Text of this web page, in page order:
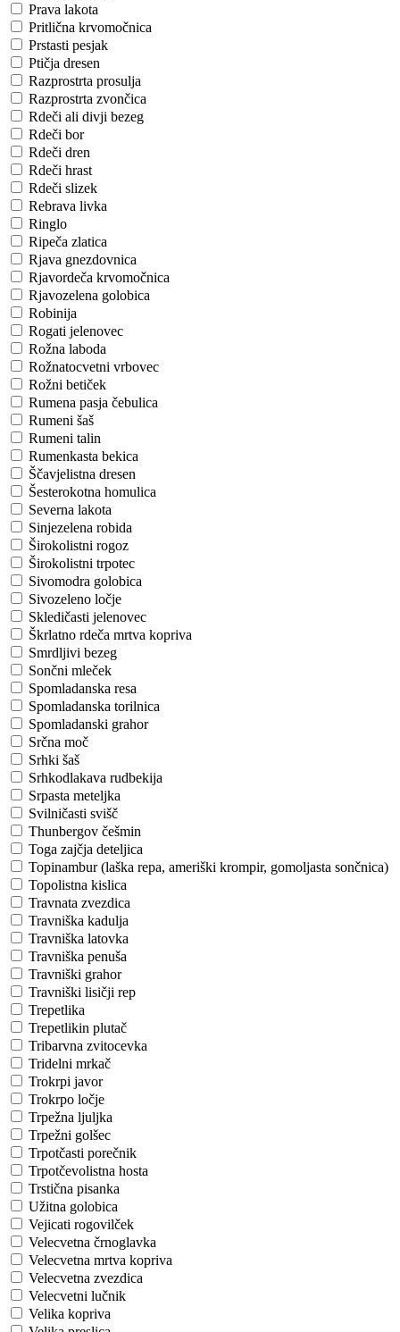
Prava lakota
Pritlična krvomočnica
Prstasti pesjak
Ptičja dresen
Razprostrta prosulja
Razprostrta zvončica
Rdeči ali divji bezeg
Rdeči bor
Rdeči dren
Rdeči hrast
Rdeči slizek
Rebrava livka
Ringlo
Ripeča zlatica
Rjava gnezdovnica
Rjavordeča krvomočnica
Rjavozelena golobica
Robinija
Rogati jelenovec
Rožna laboda
Rožnatocvetni vrbovec
Rožni betiček
Rumena pasja čebulica
Rumeni šaš
Rumeni talin
Rumenkasta bekica
Ščavjelistna dresen
Šesterokotna homulica
Severna lakota
Sinjezelena robida
Širokolistni rogoz
Širokolistni trpotec
Sivomodra golobica
Sivozeleno ločje
Skledičasti jelenovec
Škrlatno rdeča mrtva kopriva
Smrdljivi bezeg
Sončni mleček
Spomladanska resa
Spomladanska torilnica
Spomladanski grahor
Srčna moč
Srhki šaš
Srhkodlakava rudbekija
Srpasta meteljka
Svilničasti svišč
Thunbergov češmin
Toga zajčja deteljica
Topinambur (laška repa, ameriški krompir, gomoljasta sončnica)
Topolistna kislica
Travnata zvezdica
Travniška kadulja
Travniška latovka
Travniška penuša
Travniški grahor
Travniški lisičji rep
Trepetlika
Trepetlikin plutač
Tribarvna zvitocevka
Tridelni mrkač
Trokrpi javor
Trokrpo ločje
Trpežna ljuljka
Trpežni golšec
Trpotčasti porečnik
Trpotčevolistna hosta
Trstična pisanka
Užitna golobica
Vejicati rogovilček
Velecvetna črnoglavka
Velecvetna mrtva kopriva
Velecvetna zvezdica
Velecvetni lučnik
Velika kopriva